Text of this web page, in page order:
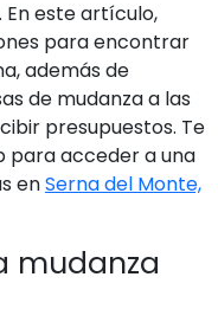
En este artículo,
para encontrar
además de
de mudanza a las
presupuestos. Te
para acceder a una
enSerna del Monte,
mudanza